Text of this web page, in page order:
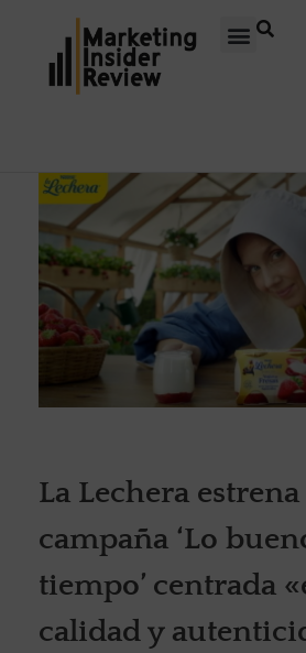
La Lechera estrena
campaña ‘Lo
tiempo’ centrada
calidad y